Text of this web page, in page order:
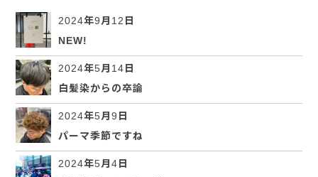
2024年9月12日
NEW!
2024年5月14日
白髪染からの卒論
2024年5月9日
パーマ季節ですね
2024年5月4日